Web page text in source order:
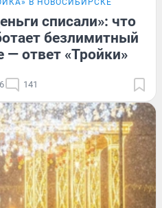
В НОВОСИБИРСКЕ
списали»: что
безлимитный
— ответ «Тройки»
141